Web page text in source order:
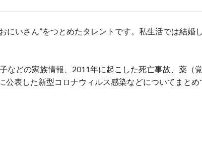
にいさん”をつとめたタレントです。私生活では結婚し
などの家族情報、2011年に起こした死亡事故、薬（覚
公表した新型コロナウィルス感染などについてまとめ